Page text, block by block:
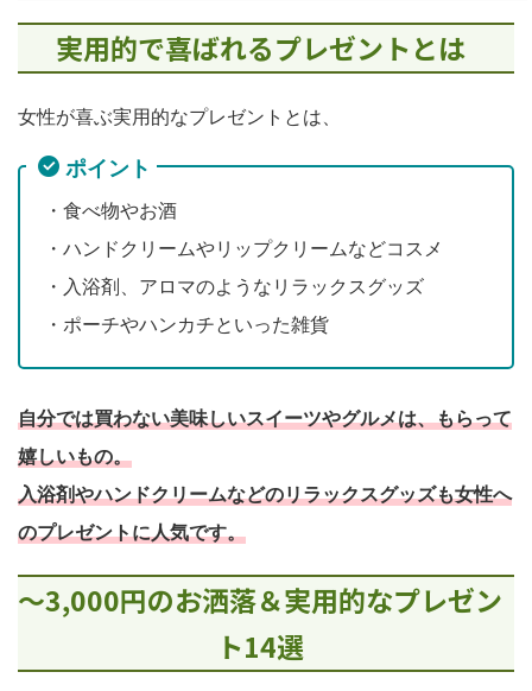
実用的で喜ばれるプレゼントとは
女性が喜ぶ実用的なプレゼントとは、
ポイント
・食べ物やお酒
・ハンドクリームやリップクリームなどコスメ
・入浴剤、アロマのようなリラックスグッズ
・ポーチやハンカチといった雑貨
自分では買わない美味しいスイーツやグルメは、もらって
嬉しいもの。
入浴剤やハンドクリームなどのリラックスグッズも女性へ
のプレゼントに人気です。
～3,000円のお洒落＆実用的なプレゼン
ト14選